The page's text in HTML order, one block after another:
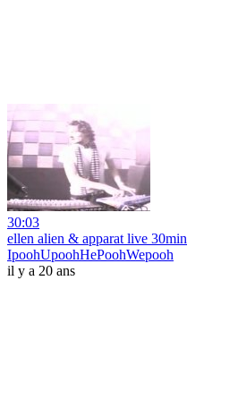
30:03
ellen alien & apparat live 30min
IpoohUpoohHePoohWepooh
il y a 20 ans